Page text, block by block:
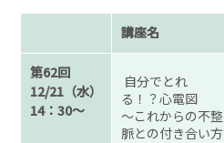
講座名
第62回
12/21（水）
14：30～
自分でとれ
る！？心電図
～これからの不整
脈との付き合い方